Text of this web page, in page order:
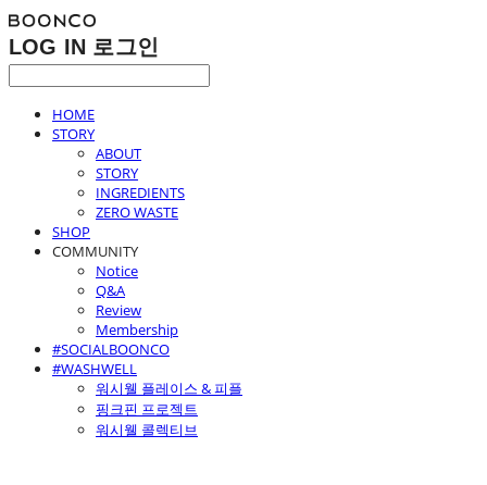
LOG IN 로그인
HOME
STORY
ABOUT
STORY
INGREDIENTS
ZERO WASTE
SHOP
COMMUNITY
Notice
Q&A
Review
Membership
#SOCIALBOONCO
#WASHWELL
워시웰 플레이스 & 피플
핑크핀 프로젝트
워시웰 콜렉티브